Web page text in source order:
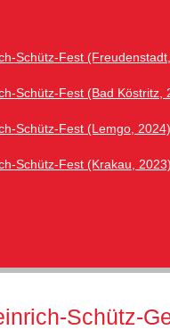
Schütz-Fest
Schütz-Fest (Bad Köstritz,
Schütz-Fest (Lemgo, 2024)
Schütz-Fest (Krakau, 2023)
Schütz-